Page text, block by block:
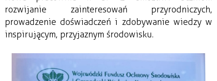
rozwijanie zainteresowań przyrodniczych,
prowadzenie doświadczeń i zdobywanie wiedzy w
inspirującym, przyjaznym środowisku.